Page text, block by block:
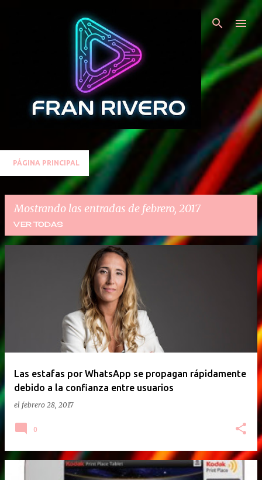
Ir al contenido principal
PÁGINA PRINCIPAL
Mostrando las entradas de febrero, 2017
VER TODAS
E
a
d
a
s
Las estafas por WhatsApp se propagan rápidamente
debido a la confianza entre usuarios
el febrero 28, 2017
0